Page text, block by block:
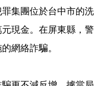
集團位於台中市的洗
現金。在屏東縣，警
網絡詐騙。